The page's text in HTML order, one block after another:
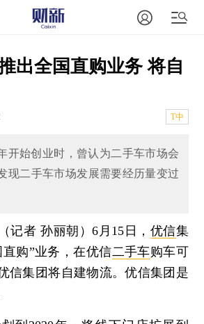
出全国直购业务 将自
T中
开始创业时，曾认为二手车市场会
现二手车市场发展需要经历量变过
记者 孙丽朝）6月15日， 优信集
购”业务，在优信二手车购车可
信集团将自建物流。优信集团是